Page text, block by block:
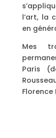
l’art, la
en
Mes
Paris
Florence